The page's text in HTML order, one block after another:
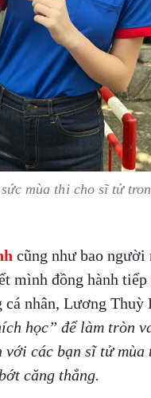
mùa thi cho sĩ tử
cũng như bao
mình đồng hành
nhân, Lương Thuỳ
học” để làm tròn
các bạn sĩ tử mùa
căng thẳng.